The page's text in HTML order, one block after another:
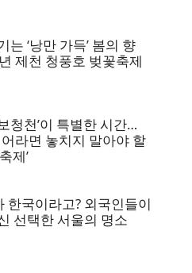
는 ‘낭만 가득’ 봄의 향
제천 청풍호 벚꽃축제
청천’이 특별한 시간…
라면 놓치지 말아야 할
제’
한국이라고? 외국인들이
선택한 서울의 명소